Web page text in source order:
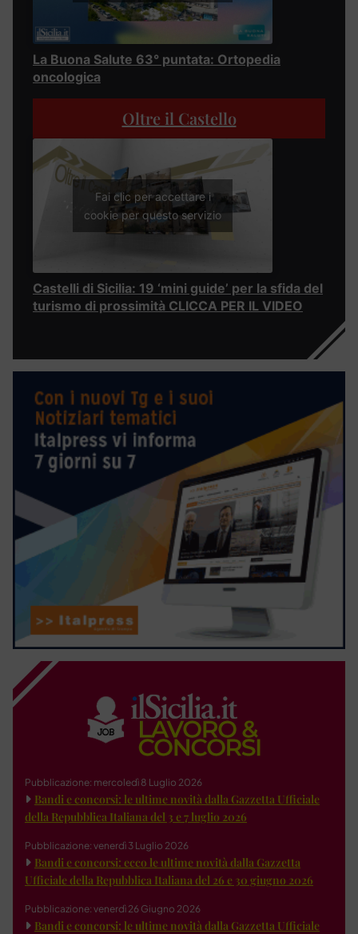
La Buona Salute 63° puntata: Ortopedia
oncologica
Oltre il Castello
Fai clic per accettare i
cookie per questo servizio
Castelli di Sicilia: 19 ‘mini guide’ per la sfida del
turismo di prossimità CLICCA PER IL VIDEO
Pubblicazione: mercoledì 8 Luglio 2026
Bandi e concorsi: le ultime novità dalla Gazzetta Ufficiale
della Repubblica Italiana del 3 e 7 luglio 2026
Pubblicazione: venerdì 3 Luglio 2026
Bandi e concorsi: ecco le ultime novità dalla Gazzetta
Ufficiale della Repubblica Italiana del 26 e 30 giugno 2026
Pubblicazione: venerdì 26 Giugno 2026
Bandi e concorsi: le ultime novità dalla Gazzetta Ufficiale